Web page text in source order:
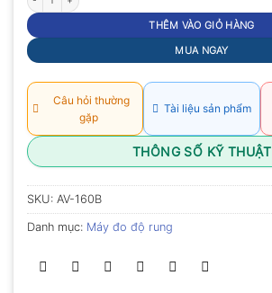
THÊM VÀO GIỎ HÀNG
MUA NGAY
Câu hỏi thường
gặp
Tài liệu sản phẩm
THÔNG SỐ KỸ THUẬT
SKU: AV-160B
Danh mục: Máy đo độ rung